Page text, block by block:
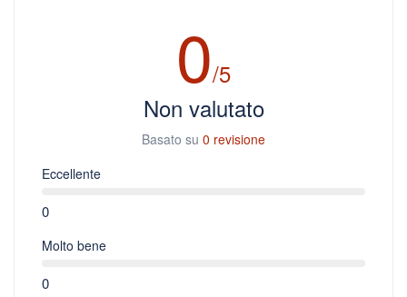
0/5
Non valutato
Basato su 0 revisione
Eccellente
0
Molto bene
0